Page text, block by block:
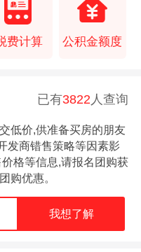
费计算 公积金额度
已有3822 人查询
低价,供准备买房的朋友
发商错售策略等因素影
格等信息,请报名团购获
购优惠。
我想了解